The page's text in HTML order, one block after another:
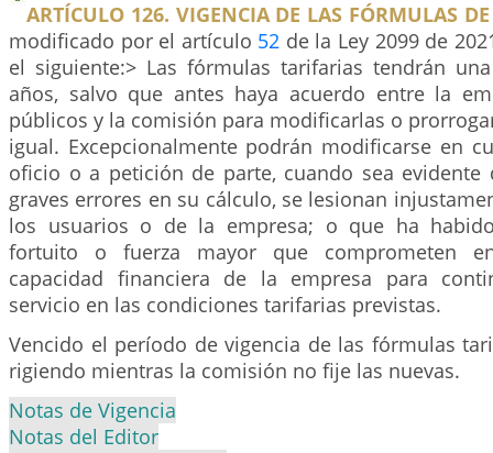
ARTÍCULO 126. VIGENCIA DE LAS FÓRMULAS
modificado por el artículo 52 de la Ley 2099 de
el siguiente:> Las fórmulas tarifarias tendrán
años, salvo que antes haya acuerdo entre la
públicos y la comisión para modificarlas o
igual. Excepcionalmente podrán modificarse en
oficio o a petición de parte, cuando sea evidente
graves errores en su cálculo, se lesionan
los usuarios o de la empresa; o que ha
fortuito o fuerza mayor que comprometen
capacidad financiera de la empresa para
servicio en las condiciones tarifarias previstas.
Vencido el período de vigencia de las fórmulas
rigiendo mientras la comisión no fije las nuevas.
Notas de Vigencia
Notas del Editor